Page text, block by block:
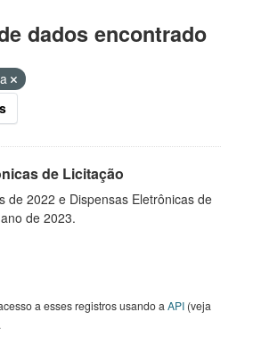
dados encontrado
de Licitação
de 2022 e Dispensas Eletrônicas de
de 2023.
a esses registros usando a API (veja